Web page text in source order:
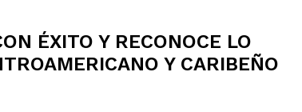
ÉXITO Y RECONOCE LO
Y CARIBEÑO